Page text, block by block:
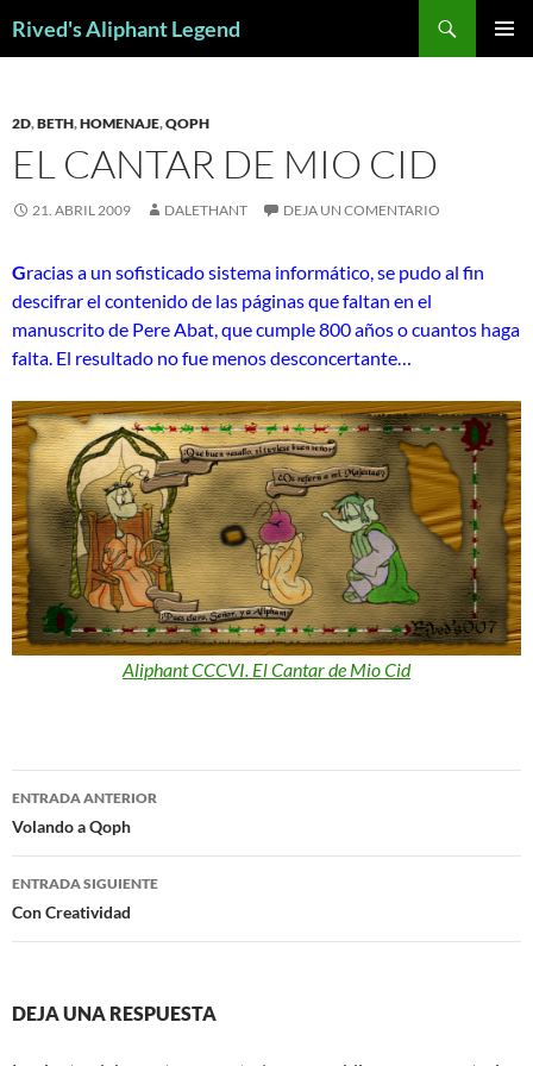
Rived's Aliphant Legend
2D,BETH,HOMENAJE,QOPH
EL CANTAR DE MIO CID
21. ABRIL 2009 DALETHANT DEJA UN COMENTARIO
Gracias a un sofisticado sistema informático, se pudo al fin
descifrar el contenido de las páginas que faltan en el
manuscrito de Pere Abat, que cumple 800 años o cuantos haga
falta. El resultado no fue menos desconcertante…
Aliphant CCCVI. El Cantar de Mio Cid
Navegación
de
entradas
ENTRADA ANTERIOR
Volando a Qoph
ENTRADA SIGUIENTE
Con Creatividad
DEJA UNA RESPUESTA